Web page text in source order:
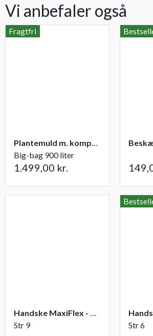
Vi anbefaler også
Fragtfri
Plantemuld m. kompost fra Champost
Big-bag 900 liter
1.499,00 kr.
Handske MaxiFlex - Ultimate
Str 9
Str 6